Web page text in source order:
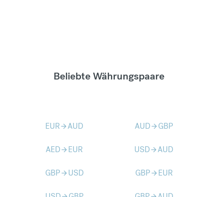
Beliebte Währungspaare
EURarrow_forwardAUD AUDarrow_forward GBP
AEDarrow_forward EUR USDarrow_forwardAUD
GBParrow_forward USD GBParrow_forward EUR